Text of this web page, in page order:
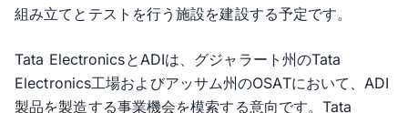
組み立てとテストを行う施設を建設する予定です。
Tata ElectronicsとADIは、グジャラート州のTata
Electronics工場およびアッサム州のOSATにおいて、ADI
製品を製造する事業機会を模索する意向です。Tata